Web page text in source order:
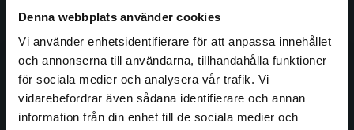
Denna webbplats använder cookies
Vi använder enhetsidentifierare för att anpassa innehållet
och annonserna till användarna, tillhandahålla funktioner
för sociala medier och analysera vår trafik. Vi
vidarebefordrar även sådana identifierare och annan
information från din enhet till de sociala medier och
Begränsad fraktregion
Studentlitteratur grundades 1963 och är idag Sveriges
ledande utbildningsförlag. Med läromedel, kurslitteratur,
facklitteratur, utbildningar och digitala
informationstjänster i utbudet, finns Studentlitteratur med
längs hela kunskapsresan.